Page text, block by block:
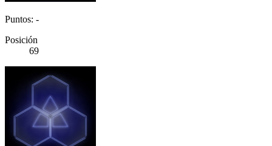
Puntos: -
Posición
69